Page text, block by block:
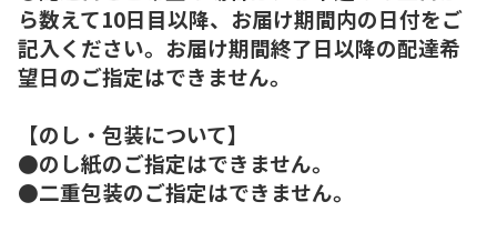
ら数えて10日目以降、お届け期間内の日付をご
記入ください。お届け期間終了日以降の配達希
望日のご指定はできません。
【のし・包装について】
●のし紙のご指定はできません。
●二重包装のご指定はできません。